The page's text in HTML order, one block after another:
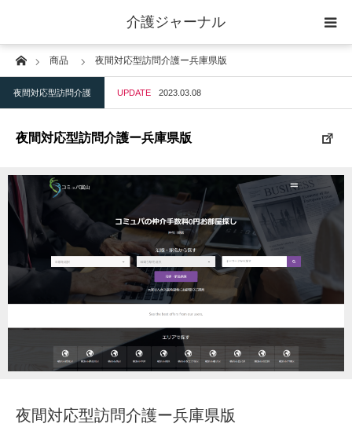
介護ジャーナル
Home商品 夜間対応型訪問介護ー兵庫県版
夜間対応型訪問介護 UPDATE 2023.03.08
夜間対応型訪問介護ー兵庫県版
夜間対応型訪問介護ー兵庫県版
ケアプラン作成
訪問
短期入所
訪問＋通い＋宿泊
施設
地域密着型小規模施設
住宅改修